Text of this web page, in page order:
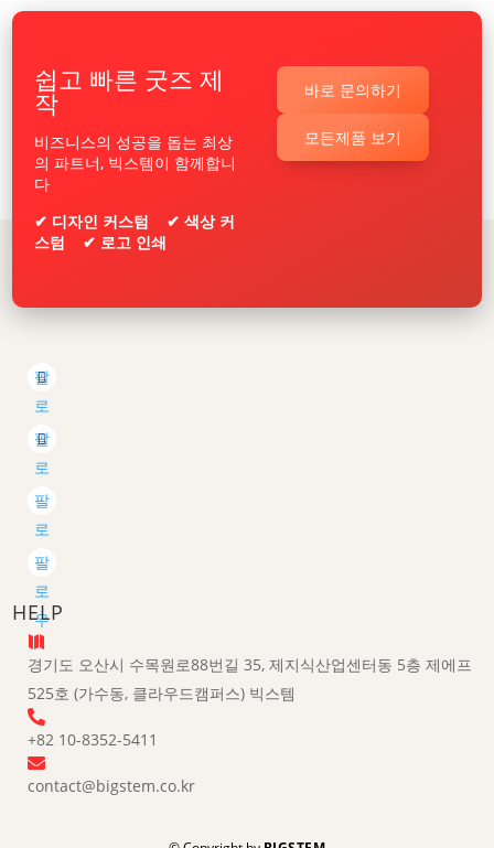
쉽고 빠른 굿즈 제
작
비즈니스의 성공을 돕는 최상
의 파트너, 빅스템이 함께합니
다
✔ 디자인 커스텀 ✔ 색상 커
스텀 ✔ 로고 인쇄
바로 문의하기
모든제품 보기
팔
로
우
팔
로
우
팔
로
우
팔
로
우
HELP

경기도 오산시 수목원로88번길 35, 제지식산업센터동 5층 제에프
525호 (가수동, 클라우드캠퍼스) 빅스템

+82 10-8352-5411

contact@bigstem.co.kr